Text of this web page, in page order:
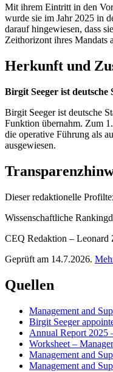
Mit ihrem Eintritt in den
wurde sie im Jahr 2025 in
darauf hingewiesen, dass
Zeithorizont ihres Mandats
Herkunft und
Birgit Seeger ist
Birgit Seeger ist deutsche
Funktion übernahm. Zum
die operative Führung als
ausgewiesen.
Dieser redaktionelle
Wissenschaftliche
CEQ Redaktion – Leonard
Geprüft am 14.7.2026.
Quellen
Management and
Birgit Seeger
Annual Report 2025
Worksheet –
Management and
Management and